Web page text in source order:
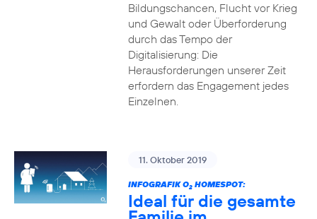
Bildungschancen, Flucht vor Krieg
und Gewalt oder Überforderung
durch das Tempo der
Digitalisierung: Die
Herausforderungen unserer Zeit
erfordern das Engagement jedes
Einzelnen.
11. Oktober 2019
INFOGRAFIK O2HOMESPOT:
Ideal für die gesamte